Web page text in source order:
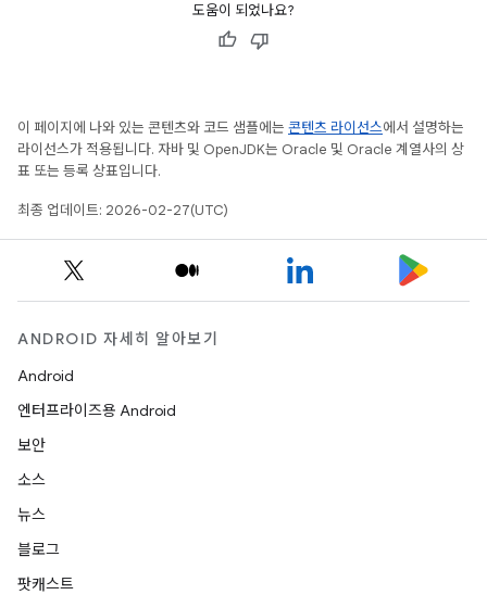
도움이 되었나요?
이 페이지에 나와 있는 콘텐츠와 코드 샘플에는 콘텐츠 라이선스에서 설명하는
라이선스가 적용됩니다. 자바 및 OpenJDK는 Oracle 및 Oracle 계열사의 상
표 또는 등록 상표입니다.
최종 업데이트: 2026-02-27(UTC)
ANDROID 자세히 알아보기
Android
엔터프라이즈용 Android
보안
소스
뉴스
블로그
팟캐스트